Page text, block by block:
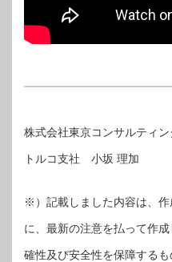
株式会社東京コンサルティン
トルコ支社 小坂 理加
※）記載しました内容は、作
に、最新の注意を払って作
確性及び安全性を保障するも